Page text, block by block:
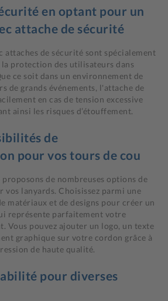
en optant pour un
attache de sécurité
attaches de sécurité sont spécialement
protection des utilisateurs dans
ce soit dans un environnement de
de grands événements, l'attache de
en cas de tension excessive
ainsi les risques d’étouffement.
de
pour vos tours de cou
proposons de nombreuses options de
vos lanyards. Choisissez parmi une
matériaux et de designs pour créer un
représente parfaitement votre
Vous pouvez ajouter un logo, un texte
graphique sur votre cordon grâce à
de haute qualité.
pour diverses